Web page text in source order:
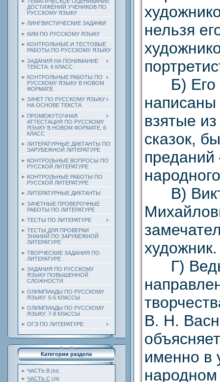
ДОСТИЖЕНИЙ УЧЕНИКОВ ПО
РУССКОМУ ЯЗЫКУ
ЛИНГВИСТИЧЕСКИЕ ЗАДАЧКИ
КИМ ПО РУССКОМУ ЯЗЫКУ
КОНТРОЛЬНЫЕ И ТЕСТОВЫЕ
РАБОТЫ ПО РУССКОМУ ЯЗЫКУ
ЗАДАНИЯ НА ПОНИМАНИЕ
ТЕКСТА. 6 КЛАСС
КОНТРОЛЬНЫЕ РАБОТЫ ПО
РУССКОМУ ЯЗЫКУ В НОВОМ
ФОРМАТЕ
ЗАЧЕТ ПО РУССКОМУ ЯЗЫКУ
НА ОСНОВЕ ТЕКСТА
ПРОМЕЖУТОЧНАЯ
АТТЕСТАЦИЯ ПО РУССКОМУ
ЯЗЫКУ В НОВОМ ФОРМАТЕ. 6
КЛАСС
ЛИТЕРАТУРНЫЕ ДИКТАНТЫ ПО
ЗАРУБЕЖНОЙ ЛИТЕРАТУРЕ
КОНТРОЛЬНЫЕ ВОПРОСЫ ПО
РУССКОЙ ЛИТЕРАТУРЕ
КОНТРОЛЬНЫЕ РАБОТЫ ПО
РУССКОЙ ЛИТЕРАТУРЕ
ЛИТЕРАТУРНЫЕ ДИКТАНТЫ
ЗАЧЕТНЫЕ ПРОВЕРОЧНЫЕ
РАБОТЫ ПО ЛИТЕРАТУРЕ
ТЕСТЫ ПО ЛИТЕРАТУРЕ
ТЕСТЫ ДЛЯ ПРОВЕРКИ
ЗНАНИЙ ПО ЗАРУБЕЖНОЙ
ЛИТЕРАТУРЕ
ТВОРЧЕСКИЕ ЗАДАНИЯ ПО
ЛИТЕРАТУРЕ
ЗАДАНИЯ ПО РУССКОМУ
ЯЗЫКУ ПОВЫШЕННОЙ
СЛОЖНОСТИ
ОЛИМПИАДЫ ПО РУССКОМУ
ЯЗЫКУ. 5-6 КЛАССЫ
ОЛИМПИАДЫ ПО РУССКОМУ
ЯЗЫКУ. 7-8 КЛАССЫ
ОГЭ ПО ЛИТЕРАТУРЕ
Категории раздела
ЧАСТЬ В [64]
ЧАСТЬ С [28]
нельзя
Б) Его
взятые
сказок,
В)
художник.
Г) Ведь
В. Н.
именно в
народном